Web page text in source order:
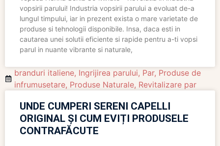
vopsirii parului! Industria vopsirii parului a evoluat de-a
lungul timpului, iar in prezent exista o mare varietate de
produse si tehnologii disponibile. Insa, daca esti in
cautarea unei solutii eficiente si rapide pentru a-ti vopsi
parul in nuante vibrante si naturale,
branduri italiene, Ingrijirea parului, Par, Produse de
infrumusetare, Produse Naturale, Revitalizare par
UNDE CUMPERI SERENI CAPELLI
ORIGINAL ȘI CUM EVIȚI PRODUSELE
CONTRAFĂCUTE